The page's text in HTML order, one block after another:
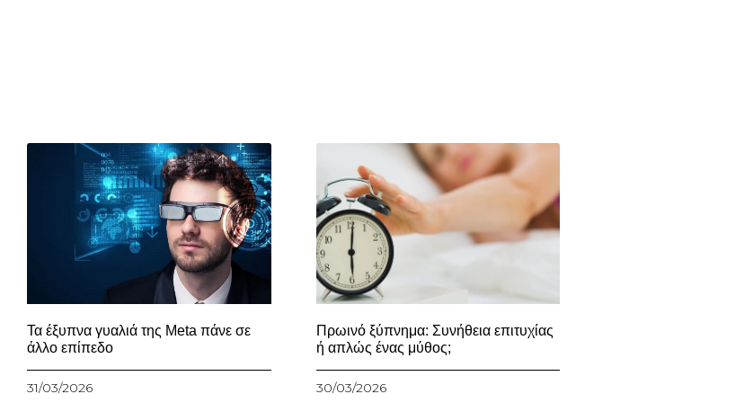
Τα έξυπνα γυαλιά της Meta πάνε σε
άλλο επίπεδο
31/03/2026
Πρωινό ξύπνημα: Συνήθεια επιτυχίας
ή απλώς ένας μύθος;
30/03/2026